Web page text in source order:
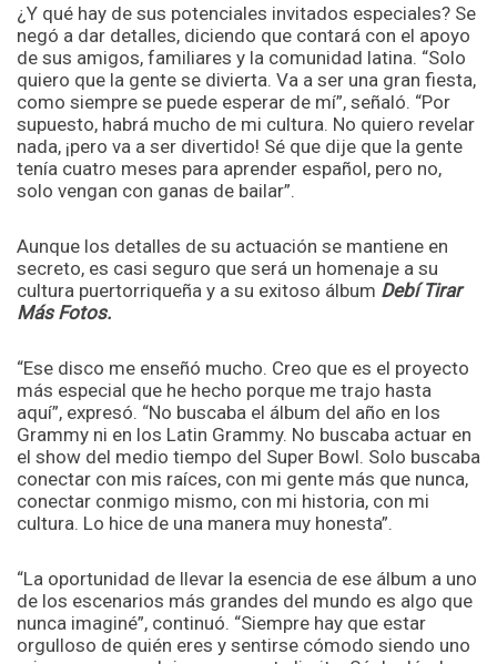
¿Y qué hay de sus potenciales invitados especiales? Se
negó a dar detalles, diciendo que contará con el apoyo
de sus amigos, familiares y la comunidad latina. “Solo
quiero que la gente se divierta. Va a ser una gran fiesta,
como siempre se puede esperar de mí”, señaló. “Por
supuesto, habrá mucho de mi cultura. No quiero revelar
nada, ¡pero va a ser divertido! Sé que dije que la gente
tenía cuatro meses para aprender español, pero no,
solo vengan con ganas de bailar”.
Aunque los detalles de su actuación se mantiene en
secreto, es casi seguro que será un homenaje a su
cultura puertorriqueña y a su exitoso álbum Debí Tirar
Más Fotos.
“Ese disco me enseñó mucho. Creo que es el proyecto
más especial que he hecho porque me trajo hasta
aquí”, expresó. “No buscaba el álbum del año en los
Grammy ni en los Latin Grammy. No buscaba actuar en
el show del medio tiempo del Super Bowl. Solo buscaba
conectar con mis raíces, con mi gente más que nunca,
conectar conmigo mismo, con mi historia, con mi
cultura. Lo hice de una manera muy honesta”.
“La oportunidad de llevar la esencia de ese álbum a uno
de los escenarios más grandes del mundo es algo que
nunca imaginé”, continuó. “Siempre hay que estar
orgulloso de quién eres y sentirse cómodo siendo uno